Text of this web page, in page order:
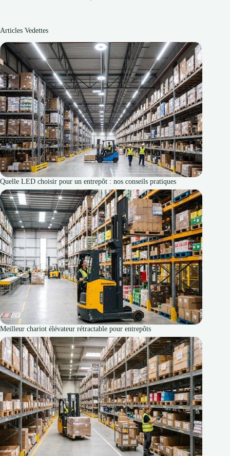
Articles Vedettes
Quelle LED choisir pour un entrepôt : nos conseils pratiques
Meilleur chariot élévateur rétractable pour entrepôts